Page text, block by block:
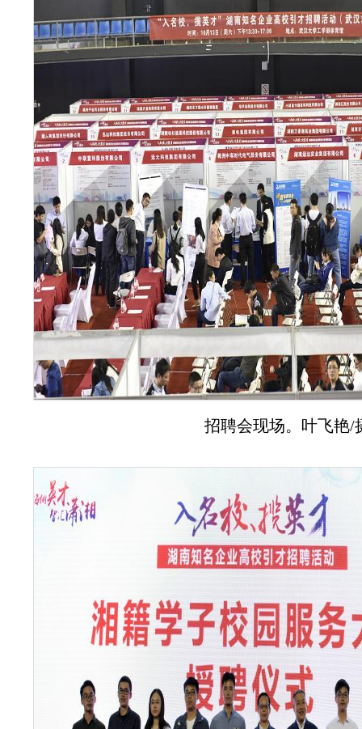
招聘会现场。叶飞艳/